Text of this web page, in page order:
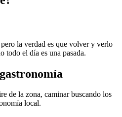
la verdad es que volver y verlo
todo el día es una pasada.
de la zona, caminar buscando los
local.